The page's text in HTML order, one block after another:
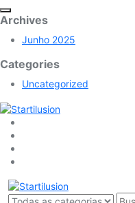
Archives
Junho 2025
Categories
Uncategorized